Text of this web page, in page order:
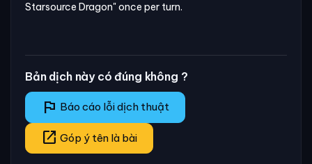
Starsource Dragon" once per turn.
Bản dịch này có đúng không ?
flag Báo cáo lỗi dịch thuật
open_in_new Góp ý tên là bài